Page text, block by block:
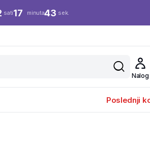
sati17 minuta42 sek.
Nalog
Poslednji